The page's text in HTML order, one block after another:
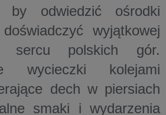
by odwiedzić ośrodki
wyjątkowej
sercu polskich gór.
wycieczki kolejami
dech w piersiach
smaki i wydarzenia